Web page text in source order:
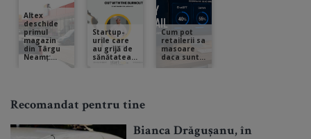
Recomandat pentru tine
Bianca Drăgușanu, în